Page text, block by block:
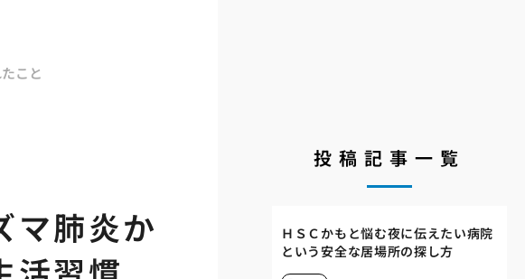
こと
マ肺炎か
投稿記事一覧
ＨＳＣかもと悩む夜に伝えたい病院
という安全な居場所の探し方